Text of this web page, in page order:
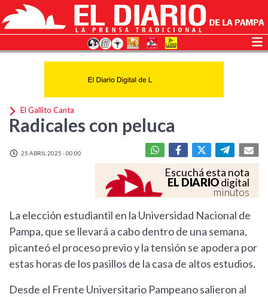
El Gallito Canta
Radicales con peluca
25 ABRIL 2025 - 00:00
Escuchá esta nota
EL DIARIOdigital
minutos
La elección estudiantil en la Universidad Nacional de
Pampa, que se llevará a cabo dentro de una semana,
picanteó el proceso previo y la tensión se apodera por
estas horas de los pasillos de la casa de altos estudios.
Desde el Frente Universitario Pampeano salieron al